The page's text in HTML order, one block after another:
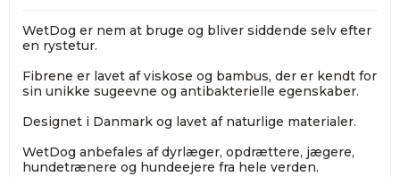
WetDog er nem at bruge og bliver siddende selv efter
en rystetur.
Fibrene er lavet af viskose og bambus, der er kendt for
sin unikke sugeevne og antibakterielle egenskaber.
Designet i Danmark og lavet af naturlige materialer.
WetDog anbefales af dyrlæger, opdrættere, jægere,
hundetrænere og hundeejere fra hele verden.